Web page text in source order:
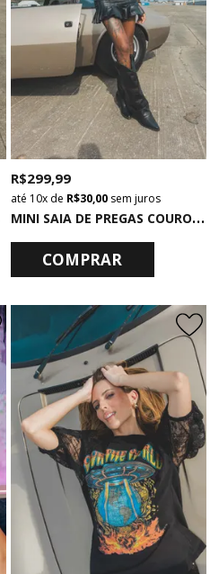
M
INI SAIA DE PREGAS COURO SINTÉTICO PRETA
R$ 299,99
10xde R$ 30,00sem juros
COMPRAR